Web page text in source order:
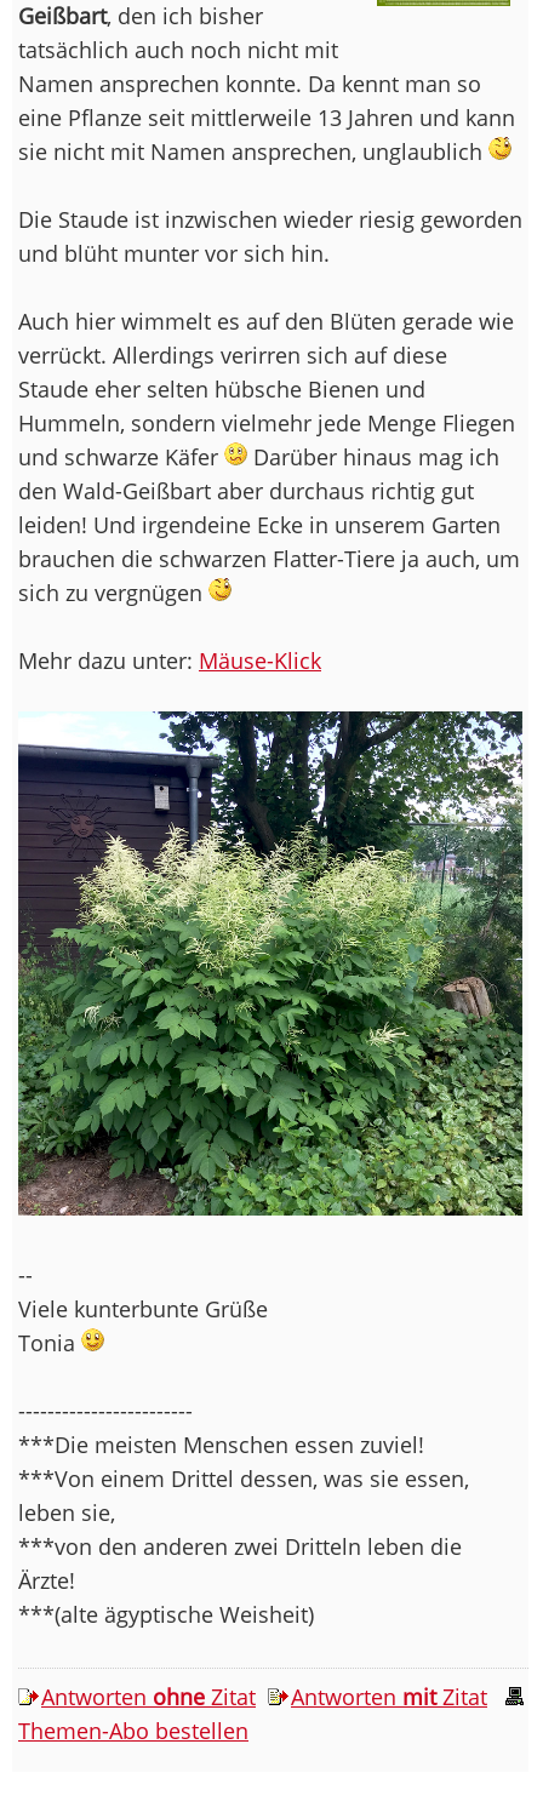
Geißbart, den ich bisher
tatsächlich auch noch nicht mit
Namen ansprechen konnte. Da kennt man so
eine Pflanze seit mittlerweile 13 Jahren und kann
sie nicht mit Namen ansprechen, unglaublich
Die Staude ist inzwischen wieder riesig geworden
und blüht munter vor sich hin.
Auch hier wimmelt es auf den Blüten gerade wie
verrückt. Allerdings verirren sich auf diese
Staude eher selten hübsche Bienen und
Hummeln, sondern vielmehr jede Menge Fliegen
und schwarze Käfer
Darüber hinaus mag ich
den Wald-Geißbart aber durchaus richtig gut
leiden! Und irgendeine Ecke in unserem Garten
brauchen die schwarzen Flatter-Tiere ja auch, um
sich zu vergnügen
Mehr dazu unter: Mäuse-Klick
--
Viele kunterbunte Grüße
Tonia
------------------------
***Die meisten Menschen essen zuviel!
***Von einem Drittel dessen, was sie essen,
leben sie,
***von den anderen zwei Dritteln leben die
Ärzte!
***(alte ägyptische Weisheit)
Antworten ohne Zitat Antworten mitZitat
Themen-Abo bestellen